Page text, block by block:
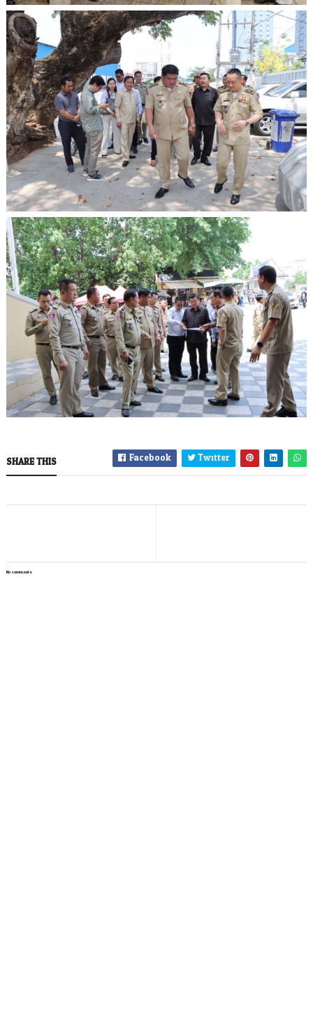
SHARE THIS Facebook Twitter
No comments